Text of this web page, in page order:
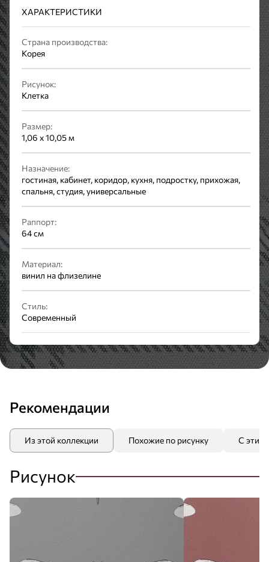
ХАРАКТЕРИСТИКИ
Страна производства:
Корея
Рисунок:
Клетка
Размер:
1,06 x 10,05 м
Назначение:
гостиная, кабинет, коридор, кухня, подростку, прихожая,
спальня, студия, универсальные
Раппорт:
64 см
Материал:
винил на флизелине
Стиль:
Современный
Рекомендации
Из этой коллекции Похожие по рисунку С этим
Рисунок